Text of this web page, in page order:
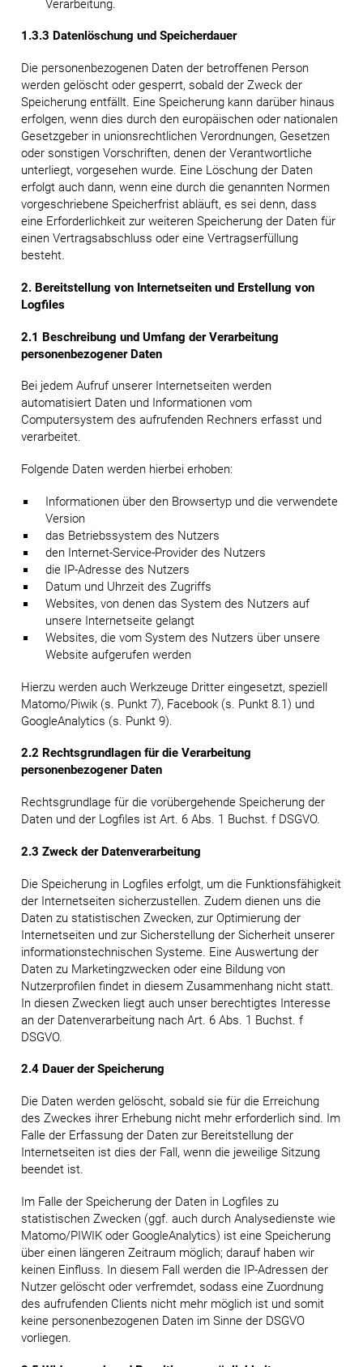
Verarbeitung.
1.3.3 Datenlöschung und Speicherdauer
Die personenbezogenen Daten der betroffenen Person
werden gelöscht oder gesperrt, sobald der Zweck der
Speicherung entfällt. Eine Speicherung kann darüber hinaus
erfolgen, wenn dies durch den europäischen oder nationalen
Gesetzgeber in unionsrechtlichen Verordnungen, Gesetzen
oder sonstigen Vorschriften, denen der Verantwortliche
unterliegt, vorgesehen wurde. Eine Löschung der Daten
erfolgt auch dann, wenn eine durch die genannten Normen
vorgeschriebene Speicherfrist abläuft, es sei denn, dass
eine Erforderlichkeit zur weiteren Speicherung der Daten für
einen Vertragsabschluss oder eine Vertragserfüllung
besteht.
2. Bereitstellung von Internetseiten und Erstellung von
Logfiles
2.1 Beschreibung und Umfang der Verarbeitung
personenbezogener Daten
Bei jedem Aufruf unserer Internetseiten werden
automatisiert Daten und Informationen vom
Computersystem des aufrufenden Rechners erfasst und
verarbeitet.
Folgende Daten werden hierbei erhoben:
Informationen über den Browsertyp und die verwendete
Version
das Betriebssystem des Nutzers
den Internet-Service-Provider des Nutzers
die IP-Adresse des Nutzers
Datum und Uhrzeit des Zugriffs
Websites, von denen das System des Nutzers auf
unsere Internetseite gelangt
Websites, die vom System des Nutzers über unsere
Website aufgerufen werden
Hierzu werden auch Werkzeuge Dritter eingesetzt, speziell
Matomo/Piwik (s. Punkt 7), Facebook (s. Punkt 8.1) und
GoogleAnalytics (s. Punkt 9).
2.2 Rechtsgrundlagen für die Verarbeitung
personenbezogener Daten
Rechtsgrundlage für die vorübergehende Speicherung der
Daten und der Logfiles ist Art. 6 Abs. 1 Buchst. f DSGVO.
2.3 Zweck der Datenverarbeitung
Die Speicherung in Logfiles erfolgt, um die Funktionsfähigkeit
der Internetseiten sicherzustellen. Zudem dienen uns die
Daten zu statistischen Zwecken, zur Optimierung der
Internetseiten und zur Sicherstellung der Sicherheit unserer
informationstechnischen Systeme. Eine Auswertung der
Daten zu Marketingzwecken oder eine Bildung von
Nutzerprofilen findet in diesem Zusammenhang nicht statt.
In diesen Zwecken liegt auch unser berechtigtes Interesse
an der Datenverarbeitung nach Art. 6 Abs. 1 Buchst. f
DSGVO.
2.4 Dauer der Speicherung
Die Daten werden gelöscht, sobald sie für die Erreichung
des Zweckes ihrer Erhebung nicht mehr erforderlich sind. Im
Falle der Erfassung der Daten zur Bereitstellung der
Internetseiten ist dies der Fall, wenn die jeweilige Sitzung
beendet ist.
Im Falle der Speicherung der Daten in Logfiles zu
statistischen Zwecken (ggf. auch durch Analysedienste wie
Matomo/PIWIK oder GoogleAnalytics) ist eine Speicherung
über einen längeren Zeitraum möglich; darauf haben wir
keinen Einfluss. In diesem Fall werden die IP-Adressen der
Nutzer gelöscht oder verfremdet, sodass eine Zuordnung
des aufrufenden Clients nicht mehr möglich ist und somit
keine personenbezogenen Daten im Sinne der DSGVO
vorliegen.